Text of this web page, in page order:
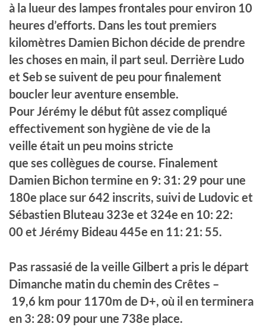
à la lueur des lampes frontales pour environ 10
heures d’efforts. Dans les tout premiers
kilomètres Damien Bichon décide de prendre
les choses en main, il part seul. Derrière Ludo
et Seb se suivent de peu pour finalement
boucler leur aventure ensemble.
Pour Jérémy le début fût assez compliqué
effectivement son hygiène de vie de la
veille était un peu moins stricte
que ses collègues de course. Finalement
Damien Bichon termine en 9: 31: 29 pour une
180e place sur 642 inscrits, suivi de Ludovic et
Sébastien Bluteau 323e et 324e en 10: 22:
00 et Jérémy Bideau 445e en 11: 21: 55.
Pas rassasié de la veille Gilbert a pris le départ
Dimanche matin du chemin des Crêtes –
19,6 km pour 1170m de D+, où il en terminera
en 3: 28: 09 pour une 738e place.